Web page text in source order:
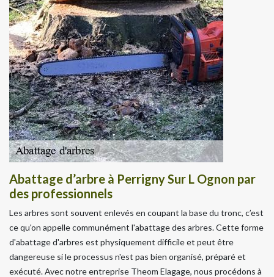
Abattage d’arbre à Perrigny Sur L Ognon par
des professionnels
Les arbres sont souvent enlevés en coupant la base du tronc, c’est
ce qu'on appelle communément l'abattage des arbres. Cette forme
d'abattage d'arbres est physiquement difficile et peut être
dangereuse si le processus n'est pas bien organisé, préparé et
exécuté. Avec notre entreprise Theom Elagage, nous procédons à